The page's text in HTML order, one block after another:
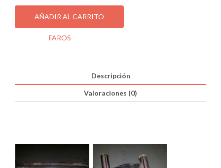
304580
AÑADIR AL CARRITO
FAROS
Descripción
Valoraciones (0)